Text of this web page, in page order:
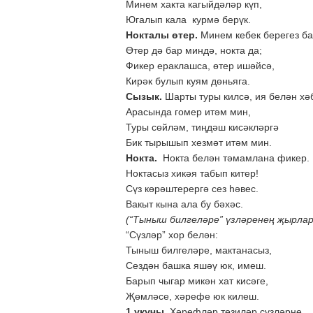
Минем хакта кагыйдәләр күп,
Югалып кала курмә берүк.
Нокталы өтер. Минем кебек берегез
Өтер дә бар миндә, нокта да;
Фикер ераклашса, өтер ишәйсә,
Кирәк булып куям дөньяга.
Сызык. Шарты туры килсә, ия белән
Арасында гомер итәм мин,
Туры сөйләм, тиңдәш кисәкләргә
Бик тырышып хезмәт итәм мин.
Нокта. Нокта белән тәмамлана фикер.
Ноктасыз хикәя табып китер!
Сүз көрәштерергә сез һәвес.
Вакыт кына ала бу бәхәс.
(“Тыныш билгеләре” үзләренең
“Сүзләр” хор белән:
Тыныш билгеләре, мактанасыз,
Сездән башка яшәү юк, имеш.
Барып чыгар микән хат кисәге,
Җөмләсе, хәрефе юк килеш.